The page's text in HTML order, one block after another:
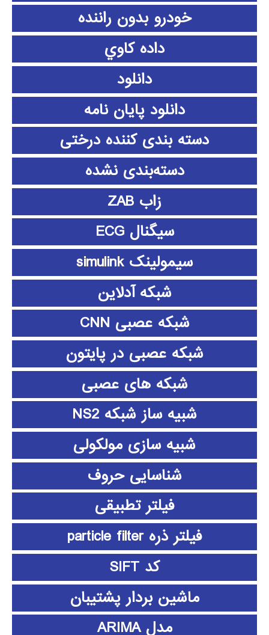
خودرو بدون راننده
داده كاوي
دانلود
دانلود پايان نامه
دسته بندی کننده درختی
دسته‌بندی نشده
زاب ZAB
سیگنال ECG
سیمولینک simulink
شبکه آدلاین
شبکه عصبی CNN
شبکه عصبی در پایتون
شبکه های عصبی
شبیه ساز شبکه NS2
شبیه سازی مولکولی
شناسایی حروف
فیلتر تطبیقی
فیلتر ذره particle filter
کد SIFT
ماشین بردار پشتیبان
مدل ARIMA